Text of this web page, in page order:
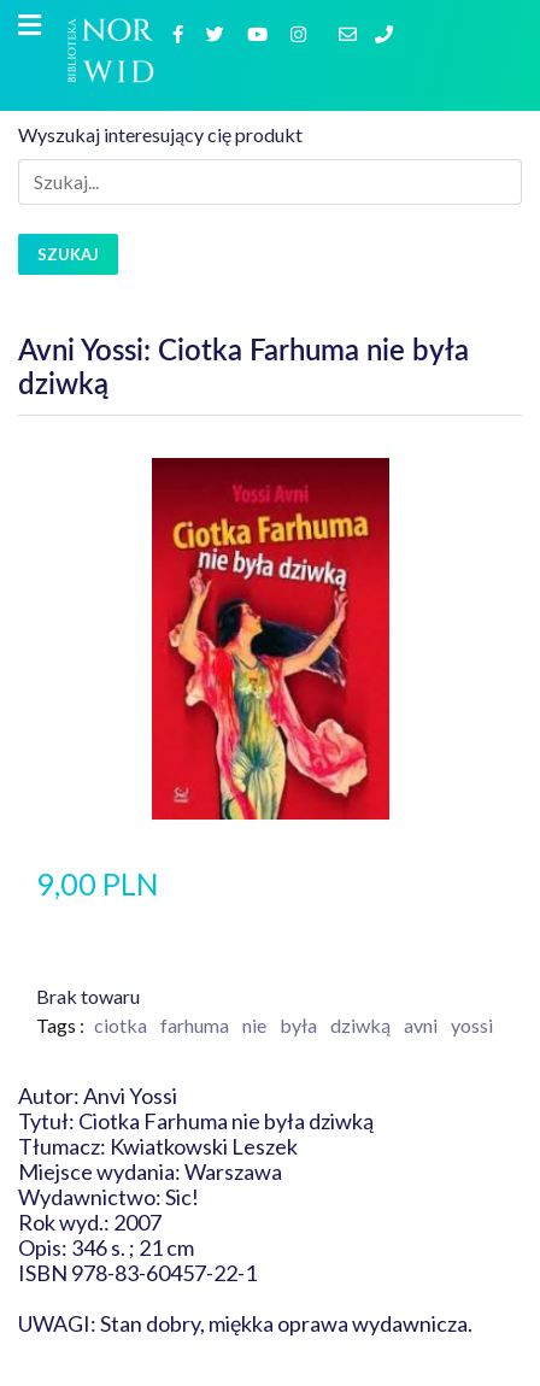
Wyszukaj interesujący cię produkt
SZUKAJ
Avni Yossi: Ciotka Farhuma nie była
dziwką
9,00 PLN
Brak towaru
Tags : ciotka farhuma nie była dziwką avni yossi
Autor: Anvi Yossi
Tytuł: Ciotka Farhuma nie była dziwką
Tłumacz: Kwiatkowski Leszek
Miejsce wydania: Warszawa
Wydawnictwo: Sic!
Rok wyd.: 2007
Opis: 346 s. ; 21 cm
ISBN 978-83-60457-22-1
UWAGI: Stan dobry, miękka oprawa wydawnicza.